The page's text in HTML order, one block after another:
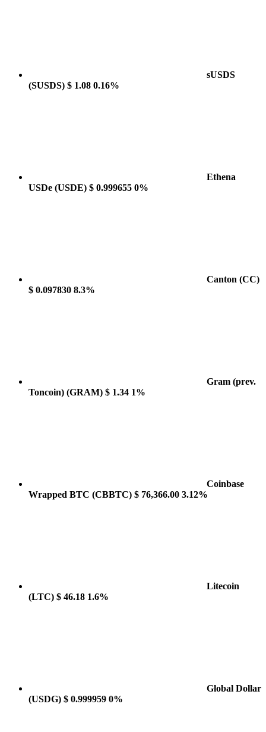
sUSDS
(SUSDS) $ 1.08 0.16%
Ethena
USDe (USDE) $ 0.999655 0%
Canton (CC)
$ 0.097830 8.3%
Gram (prev.
Toncoin) (GRAM) $ 1.34 1%
Coinbase
Wrapped BTC (CBBTC) $ 76,366.00 3.12%
Litecoin
(LTC) $ 46.18 1.6%
Global Dollar
(USDG) $ 0.999959 0%